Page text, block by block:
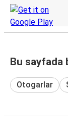
Bu sayfada
Otogarlar